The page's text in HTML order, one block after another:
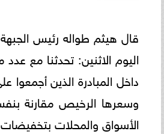
قال هيثم طواله رئيس
اليوم الاثنين: تحدثنا مع
داخل المبادرة الذين أجمعوا
وسعرها الرخيص مقارنة
الأسواق والمحلات بتخفيضات